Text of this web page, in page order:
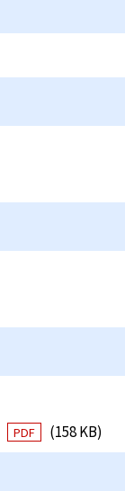
PDF (158 KB)